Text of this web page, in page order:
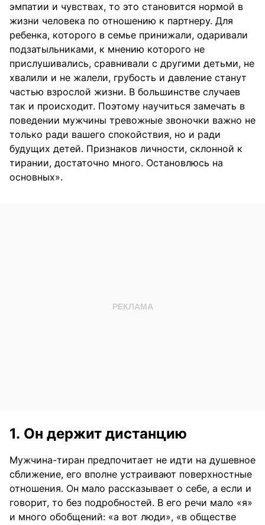
эмпатии и чувствах, то это становится нормой в
жизни человека по отношению к партнеру. Для
ребенка, которого в семье принижали, одаривали
подзатыльниками, к мнению которого не
прислушивались, сравнивали с другими детьми, не
хвалили и не жалели, грубость и давление станут
частью взрослой жизни. В большинстве случаев
так и происходит. Поэтому научиться замечать в
поведении мужчины тревожные звоночки важно не
только ради вашего спокойствия, но и ради
будущих детей. Признаков личности, склонной к
тирании, достаточно много. Остановлюсь на
основных».
1. Он держит дистанцию
Мужчина-тиран предпочитает не идти на душевное
сближение, его вполне устраивают поверхностные
отношения. Он мало рассказывает о себе, а если и
говорит, то без подробностей. В его речи мало «я»
и много обобщений: «а вот люди», «в обществе